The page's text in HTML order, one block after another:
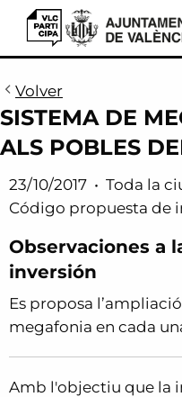
Volver
SISTEMA DE
ALS POBLES
23/10/2017 • Toda la
Código propuesta de
Observaciones a
inversión
Es proposa
megafonia en cada
Amb l'objectiu que la